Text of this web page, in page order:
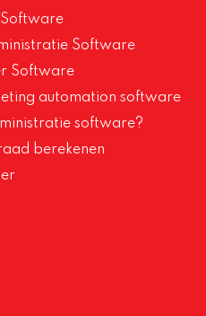
Software
Software
Software
automation software
software?
berekenen